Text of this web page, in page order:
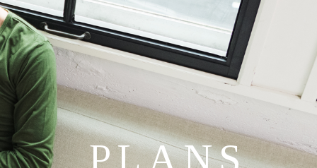
Quality
設備仕様 NEW
Outline
物件概要
PLANS